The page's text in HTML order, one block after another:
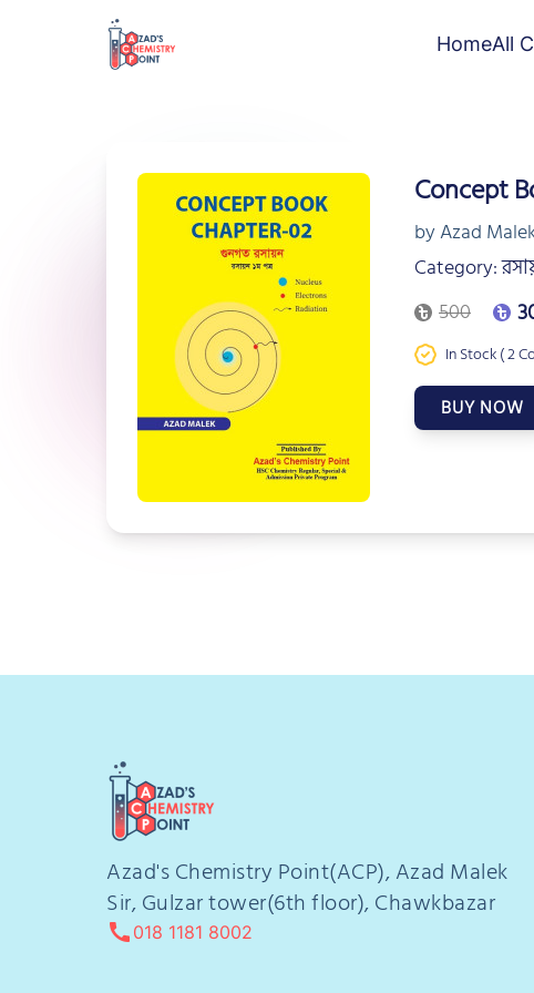
HomeAll
Concept
by Azad
Category:
500
In Stock ( 2
BUY NOW
Azad's Chemistry Point(ACP), Azad Malek
Sir, Gulzar tower(6th floor), Chawkbazar
call 018 1181 8002